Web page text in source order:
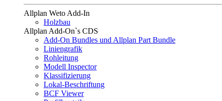
Allplan Weto Add-In
Holzbau
Allplan Add-On`s CDS
Add-On Bundles und Allplan Part Bundle
Liniengrafik
Rohleitung
Modell Inspector
Klassifizierung
Lokal-Beschriftung
BCF Viewer